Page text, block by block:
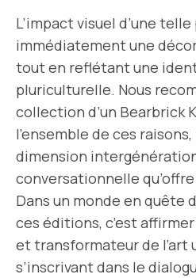
L’impact visuel d’une
immédiatement une
tout en reflétant une
pluriculturelle. Nous
collection d’un Bearbrick
l’ensemble de ces
dimension
conversationnelle
Dans un monde en quête
ces éditions, c’est
et transformateur de l’art
s’inscrivant dans le